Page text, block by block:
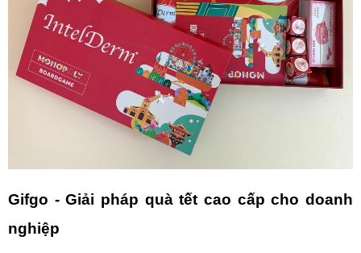
Gifgo - Giải pháp quà tết cao cấp cho doanh
nghiệp